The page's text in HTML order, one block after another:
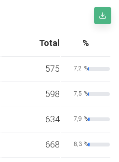
Total %
575 7,2 %
598 7,5 %
634 7,9 %
668 8,3 %